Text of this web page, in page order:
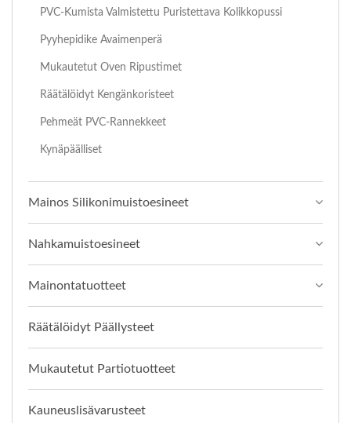
PVC-Kumista Valmistettu Puristettava Kolikkopussi
Pyyhepidike Avaimenperä
Mukautetut Oven Ripustimet
Räätälöidyt Kengänkoristeet
Pehmeät PVC-Rannekkeet
Kynäpäälliset
Mainos Silikonimuistoesineet
Nahkamuistoesineet
Mainontatuotteet
Räätälöidyt Päällysteet
Mukautetut Partiotuotteet
Kauneuslisävarusteet